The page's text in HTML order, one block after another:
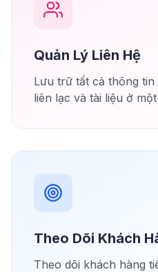
Quản Lý Liên Hệ
Lưu trữ tất cả thông
liên lạc và tài liệu ở
Theo Dõi Khách
Theo dõi khách hàng